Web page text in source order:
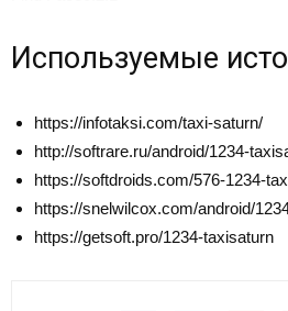
Используемые
https://infotaksi.com/taxi-saturn/
http://softrare.ru/android/1234-
https://softdroids.com/576-1234-
https://snelwilcox.com/android/
https://getsoft.pro/1234-taxisaturn